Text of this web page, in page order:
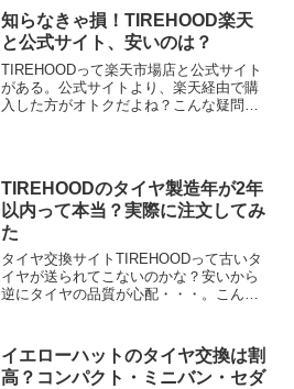
知らなきゃ損！TIREHOOD楽天
と公式サイト、安いのは？
TIREHOODって楽天市場店と公式サイト
がある。公式サイトより、楽天経由で購
入した方がオトクだよね？こんな疑問を
TIREHOODのタイヤ製造年が2年
以内って本当？実際に注文してみ
た
タイヤ交換サイトTIREHOODって古いタ
イヤが送られてこないのかな？安いから
逆にタイヤの品質が心配・・・。こんな
イエローハットのタイヤ交換は割
高？コンパクト・ミニバン・セダ